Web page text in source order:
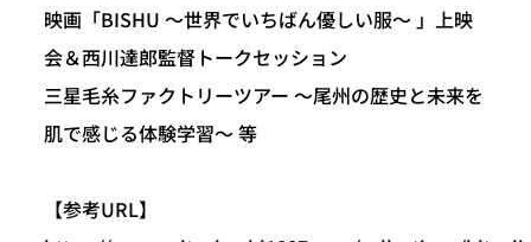
映画「BISHU ～世界でいちばん優しい服～ 」上映
会＆西川達郎監督トークセッション
三星毛糸ファクトリーツアー ～尾州の歴史と未来を
肌で感じる体験学習～ 等
【参考URL】